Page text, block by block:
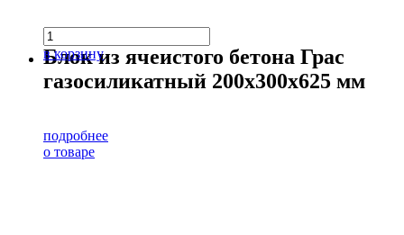
в корзину
Блок из ячеистого бетона Грас
газосиликатный 200х300х625 мм
подробнее
о товаре